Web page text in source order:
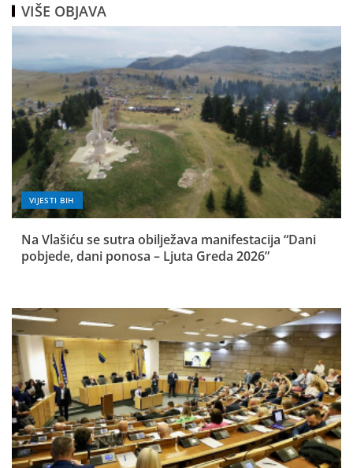
VIŠE OBJAVA
VIJESTI BIH
Na Vlašiću se sutra obilježava manifestacija “Dani
pobjede, dani ponosa – Ljuta Greda 2026”